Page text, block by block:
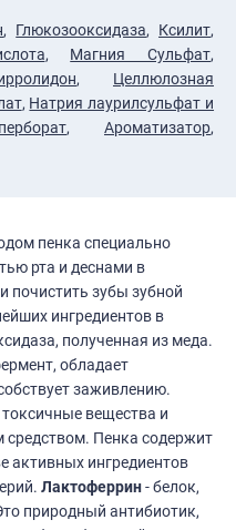
, Глюкозооксидаза, Ксилит,
, Магния Сульфат,
, Целлюлозная
, Натрия лаурилсульфат и
, Ароматизатор,
пенка специально
рта и деснами в
почистить зубы зубной
ингредиентов в
полученная из меда.
обладает
заживлению.
вещества и
Пенка содержит
активных ингредиентов
Лактоферрин- белок,
природный антибиотик,